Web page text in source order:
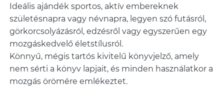
Ideális ajándék sportos, aktív embereknek
születésnapra vagy névnapra, legyen szó futásról,
görkorcsolyázásról, edzésről vagy egyszerűen egy
mozgáskedvelő életstílusról.
Könnyű, mégis tartós kivitelű könyvjelző, amely
nem sérti a könyv lapjait, és minden használatkor a
mozgás örömére emlékeztet.